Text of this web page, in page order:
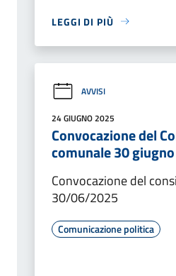
LEGGI DI PIÙ
AVVISI
24 GIUGNO 2025
Convocazione del
comunale 30
Convocazione del
30/06/2025
Comunicazione politica